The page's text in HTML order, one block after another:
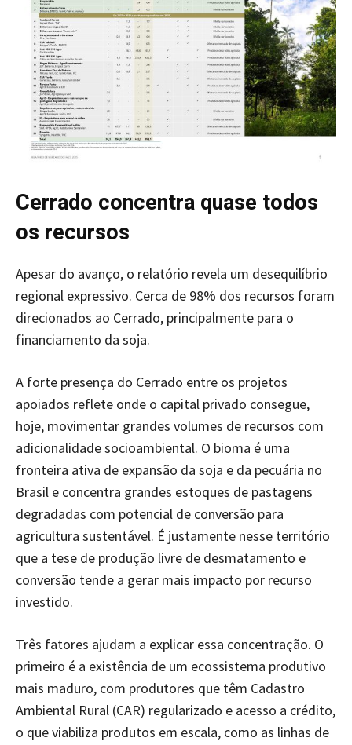
Cerrado concentra quase todos
os recursos
Apesar do avanço, o relatório revela um desequilíbrio
regional expressivo. Cerca de 98% dos recursos foram
direcionados ao Cerrado, principalmente para o
financiamento da soja.
A forte presença do Cerrado entre os projetos
apoiados reflete onde o capital privado consegue,
hoje, movimentar grandes volumes de recursos com
adicionalidade socioambiental. O bioma é uma
fronteira ativa de expansão da soja e da pecuária no
Brasil e concentra grandes estoques de pastagens
degradadas com potencial de conversão para
agricultura sustentável. É justamente nesse território
que a tese de produção livre de desmatamento e
conversão tende a gerar mais impacto por recurso
investido.
Três fatores ajudam a explicar essa concentração. O
primeiro é a existência de um ecossistema produtivo
mais maduro, com produtores que têm Cadastro
Ambiental Rural (CAR) regularizado e acesso a crédito,
o que viabiliza produtos em escala, como as linhas de